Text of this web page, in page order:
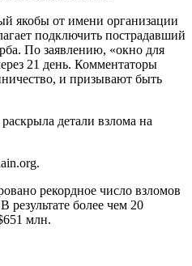
якобы от имени организации
подключить пострадавший
По заявлению, «окно для
21 день. Комментаторы
и призывают быть
рекордное число взломов
результате более чем 20
млн.